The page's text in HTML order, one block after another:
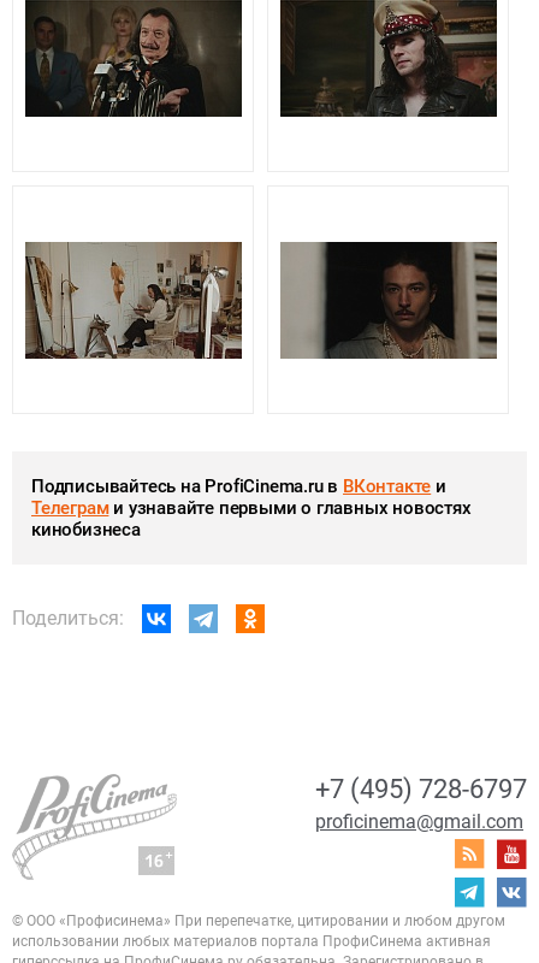
Подписывайтесь на ProfiCinema.ru в ВКонтакте и
Телеграми узнавайте первыми о главных новостях
кинобизнеса
Поделиться:
+7 (495) 728-6797
proficinema@gmail.com
© ООО «Профисинема» При перепечатке, цитировании и любом другом
использовании любых материалов портала ПрофиСинема активная